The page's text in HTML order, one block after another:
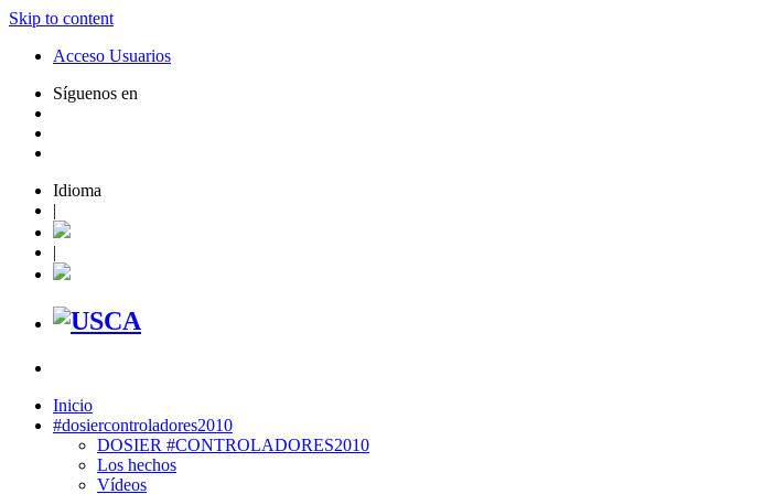
Skip to content
Acceso Usuarios
Síguenos en
Idioma
|
|
Inicio
#dosiercontroladores2010
DOSIER #CONTROLADORES2010
Los hechos
Vídeos